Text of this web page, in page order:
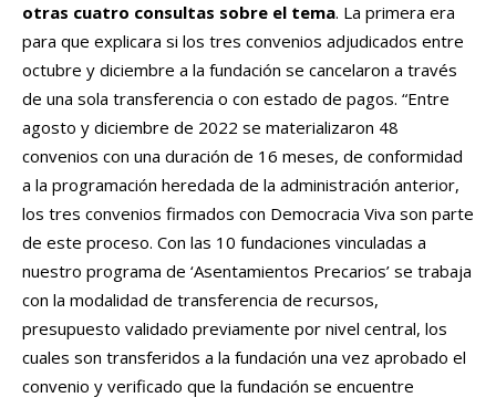
otras cuatro consultas sobre el tema. La primera era
para que explicara si los tres convenios adjudicados entre
octubre y diciembre a la fundación se cancelaron a través
de una sola transferencia o con estado de pagos. “Entre
agosto y diciembre de 2022 se materializaron 48
convenios con una duración de 16 meses, de conformidad
a la programación heredada de la administración anterior,
los tres convenios firmados con Democracia Viva son parte
de este proceso. Con las 10 fundaciones vinculadas a
nuestro programa de ‘Asentamientos Precarios’ se trabaja
con la modalidad de transferencia de recursos,
presupuesto validado previamente por nivel central, los
cuales son transferidos a la fundación una vez aprobado el
convenio y verificado que la fundación se encuentre